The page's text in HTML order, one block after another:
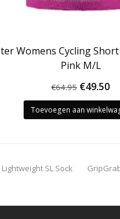
Womens Cycling
Pink M/L
€64.95
prijs
was:
€49.50
is:
Toevoegen aan
SL Sock
next